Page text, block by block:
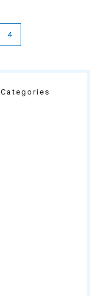
4
Categories